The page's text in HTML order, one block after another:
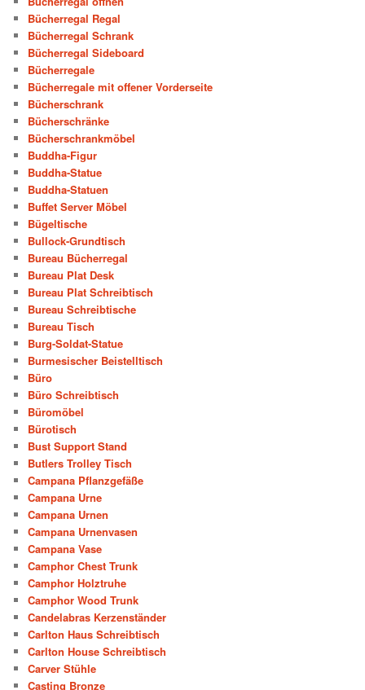
Bücherregal Regal
Bücherregal Schrank
Bücherregal Sideboard
Bücherregale
Bücherregale mit offener Vorderseite
Bücherschrank
Bücherschränke
Bücherschrankmöbel
Buddha-Figur
Buddha-Statue
Buddha-Statuen
Buffet Server Möbel
Bügeltische
Bullock-Grundtisch
Bureau Bücherregal
Bureau Plat Desk
Bureau Plat Schreibtisch
Bureau Schreibtische
Bureau Tisch
Burg-Soldat-Statue
Burmesischer Beistelltisch
Büro
Büro Schreibtisch
Büromöbel
Bürotisch
Bust Support Stand
Butlers Trolley Tisch
Campana Pflanzgefäße
Campana Urne
Campana Urnen
Campana Urnenvasen
Campana Vase
Camphor Chest Trunk
Camphor Holztruhe
Camphor Wood Trunk
Candelabras Kerzenständer
Carlton Haus Schreibtisch
Carlton House Schreibtisch
Carver Stühle
Casting Bronze